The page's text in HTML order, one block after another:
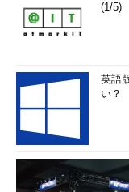
(1/5)
英語
い？